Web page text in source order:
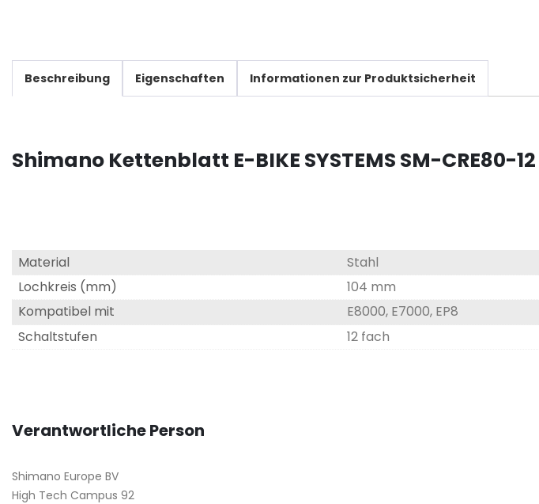
Beschreibung Eigenschaften Informationen zur Produktsicherheit
Shimano Kettenblatt E-BIKE SYSTEMS SM-CRE80-12
Material
Stahl
Lochkreis (mm)
104 mm
Kompatibel mit
E8000, E7000, EP8
Schaltstufen
12 fach
Verantwortliche Person
Shimano Europe BV
High Tech Campus 92